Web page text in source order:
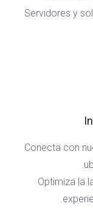
Servidores y
Conecta con
Optimiza la